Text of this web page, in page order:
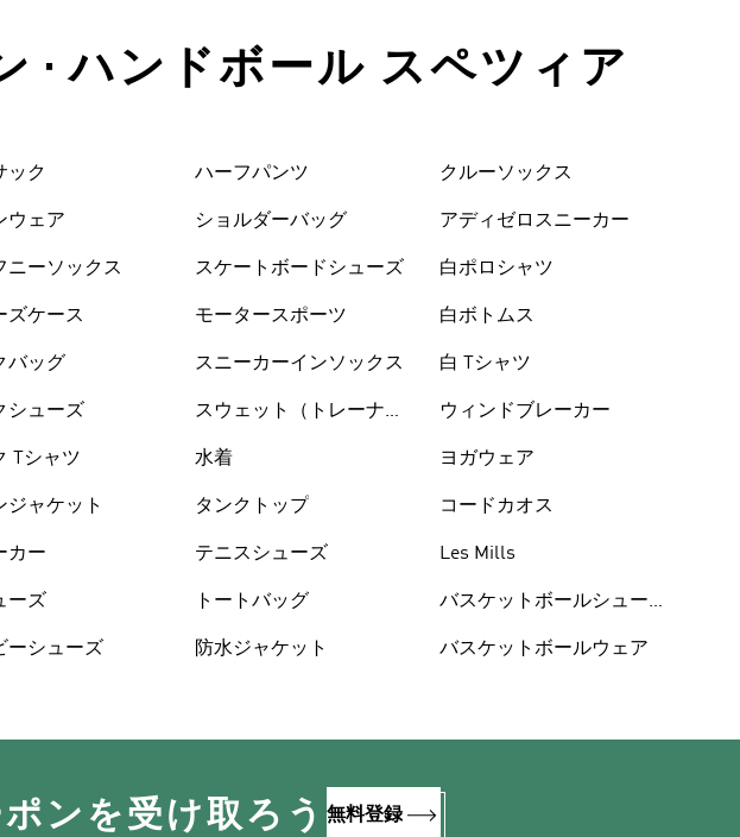
• ハンドボール スペツィア
ック
ウェア
ニーソックス
ズケース
バッグ
シューズ
Tシャツ
ジャケット
カー
ーズ
ーシューズ
ハーフパンツ
ショルダーバッグ
スケートボードシューズ
モータースポーツ
スニーカーインソックス
スウェット（トレーナ
水着
タンクトップ
テニスシューズ
トートバッグ
防水ジャケット
クルーソックス
アディゼロスニーカー
白ポロシャツ
白ボトムス
白 Tシャツ
ウィンドブレーカー
ヨガウェア
コードカオス
Les Mills
バスケットボールシュー
バスケットボールウェア
ポンを受け取ろう 無料登録